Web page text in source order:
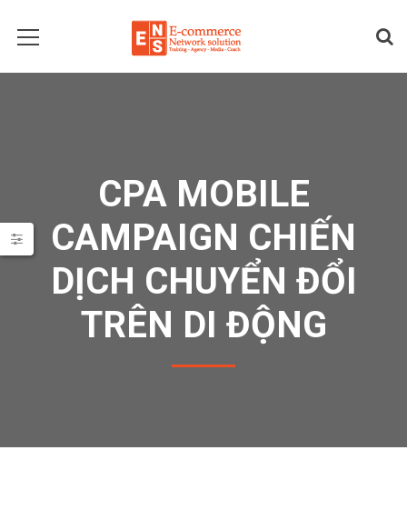
CPA MOBILE
CAMPAIGN CHIẾN
DỊCH CHUYỂN ĐỔI
TRÊN DI ĐỘNG